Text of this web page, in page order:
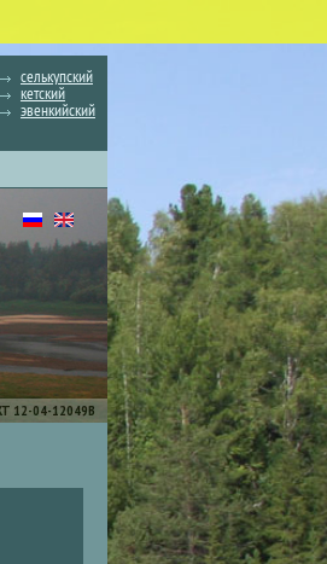
селькупский
кетский
эвенкийский
12-04-12049В